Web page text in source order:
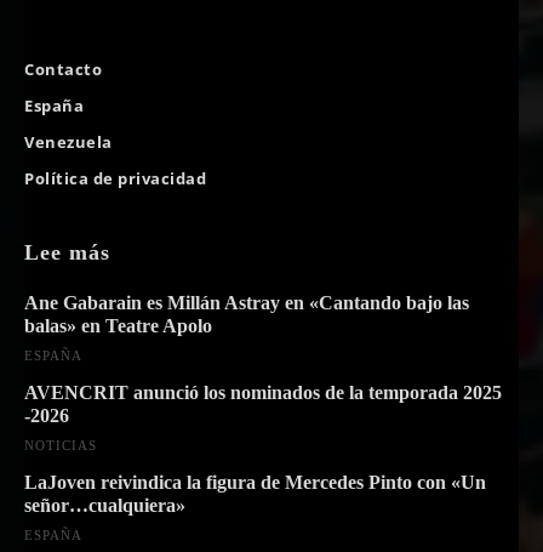
Contacto
España
Venezuela
Política de privacidad
Lee más
Ane Gabarain es Millán Astray en «Cantando bajo las
balas» en Teatre Apolo
ESPAÑA
AVENCRIT anunció los nominados de la temporada 2025
-2026
NOTICIAS
LaJoven reivindica la figura de Mercedes Pinto con «Un
señor…cualquiera»
ESPAÑA